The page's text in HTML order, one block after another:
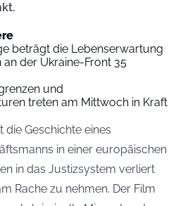
beträgt die Lebenserwartung
der Ukraine-Front 35
und
treten am Mittwoch in Kraft
die Geschichte eines
in einer europäischen
in das Justizsystem verliert
Rache zu nehmen. Der Film